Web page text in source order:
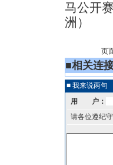
马公开
洲）
页
■相关连
■ 我来说两句
用 户：
请各位遵纪